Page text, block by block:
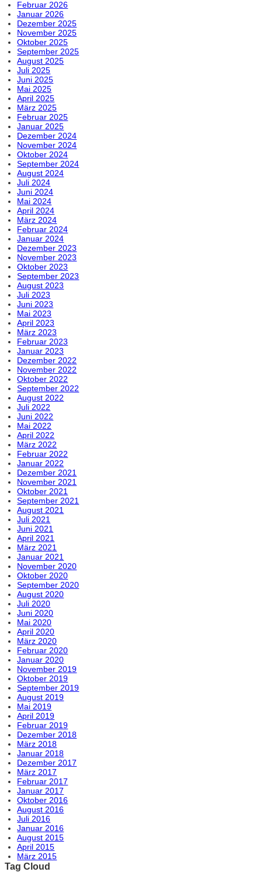
Februar 2026
Januar 2026
Dezember 2025
November 2025
Oktober 2025
September 2025
August 2025
Juli 2025
Juni 2025
Mai 2025
April 2025
März 2025
Februar 2025
Januar 2025
Dezember 2024
November 2024
Oktober 2024
September 2024
August 2024
Juli 2024
Juni 2024
Mai 2024
April 2024
März 2024
Februar 2024
Januar 2024
Dezember 2023
November 2023
Oktober 2023
September 2023
August 2023
Juli 2023
Juni 2023
Mai 2023
April 2023
März 2023
Februar 2023
Januar 2023
Dezember 2022
November 2022
Oktober 2022
September 2022
August 2022
Juli 2022
Juni 2022
Mai 2022
April 2022
März 2022
Februar 2022
Januar 2022
Dezember 2021
November 2021
Oktober 2021
September 2021
August 2021
Juli 2021
Juni 2021
April 2021
März 2021
Januar 2021
November 2020
Oktober 2020
September 2020
August 2020
Juli 2020
Juni 2020
Mai 2020
April 2020
März 2020
Februar 2020
Januar 2020
November 2019
Oktober 2019
September 2019
August 2019
Mai 2019
April 2019
Februar 2019
Dezember 2018
März 2018
Januar 2018
Dezember 2017
März 2017
Februar 2017
Januar 2017
Oktober 2016
August 2016
Juli 2016
Januar 2016
August 2015
April 2015
März 2015
Tag Cloud